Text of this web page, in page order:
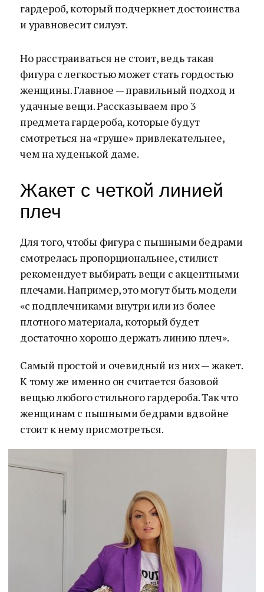
гардероб, который подчеркнет достоинства
и уравновесит силуэт.
Но расстраиваться не стоит, ведь такая
фигура с легкостью может стать гордостью
женщины. Главное — правильный подход и
удачные вещи. Рассказываем про 3
предмета гардероба, которые будут
смотреться на «груше» привлекательнее,
чем на худенькой даме.
Жакет с четкой линией
плеч
Для того, чтобы фигура с пышными бедрами
смотрелась пропорциональнее, стилист
рекомендует выбирать вещи с акцентными
плечами. Например, это могут быть модели
«с подплечниками внутри или из более
плотного материала, который будет
достаточно хорошо держать линию плеч».
Самый простой и очевидный из них — жакет.
К тому же именно он считается базовой
вещью любого стильного гардероба. Так что
женщинам с пышными бедрами вдвойне
стоит к нему присмотреться.